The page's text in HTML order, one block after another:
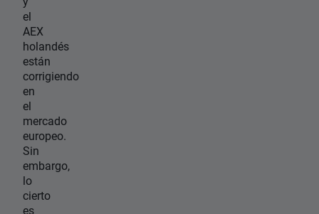
el
AEX
holandés
están
corrigiendo
en
el
mercado
europeo.
Sin
embargo,
lo
cierto
es